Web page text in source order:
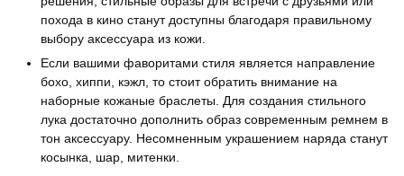
похода в кино станут доступны благодаря правильному
выбору аксессуара из кожи.
Если вашими фаворитами стиля является направление
бохо, хиппи, кэжл, то стоит обратить внимание на
наборные кожаные браслеты. Для создания стильного
лука достаточно дополнить образ современным ремнем в
тон аксессуару. Несомненным украшением наряда станут
косынка, шар, митенки.